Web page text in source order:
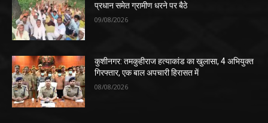
प्रधान समेत ग्रामीण धरने पर बैठे
09/08/2026
कुशीनगर: तमकुहीराज हत्याकांड का खुलासा, 4 अभियुक्त
गिरफ्तार, एक बाल अपचारी हिरासत में
08/08/2026